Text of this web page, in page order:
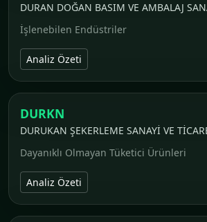
DURAN DOĞAN BASIM VE AMBALAJ
İşlenebilen Endüstriler
Analiz Özeti
DURKN
DURUKAN ŞEKERLEME SANAYİ VE
Dayanıklı Olmayan Tüketici Ürünleri
Analiz Özeti